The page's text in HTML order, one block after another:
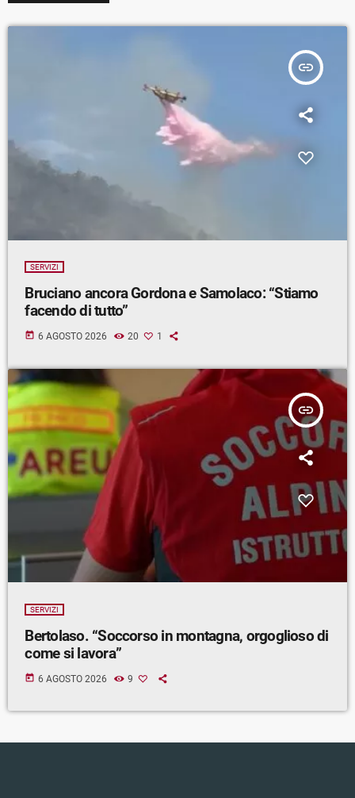
insert_link
SERVIZI
Bruciano ancora Gordona e Samolaco: “Stiamo
facendo di tutto”
today 6 AGOSTO 2026 20 1
insert_link
SERVIZI
Bertolaso. “Soccorso in montagna, orgoglioso di
come si lavora”
today 6 AGOSTO 2026 9